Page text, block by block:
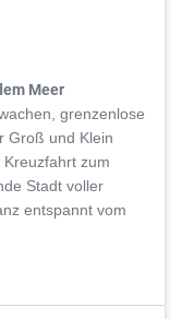
Meer
grenzenlose
Groß und Klein
zum
Stadt voller
entspannt vom